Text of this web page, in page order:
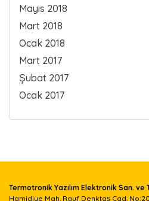
Mayıs 2018
Mart 2018
Ocak 2018
Mart 2017
Şubat 2017
Ocak 2017
Termotronik Yazılım Elektronik San. ve
Hamidiye Mah. Rauf Denktaş Cad.